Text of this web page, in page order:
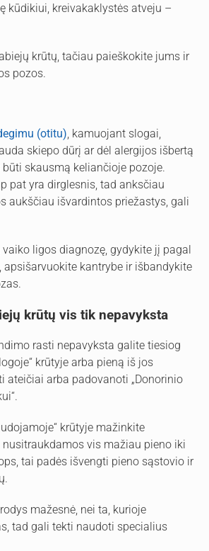
kūdikiui, kreivakaklystės atveju –
krūtų, tačiau paieškokite jums ir
pozos.
(otitu), kamuojant slogai,
skiepo dūrį ar dėl alergijos išbertą
skausmą keliančioje pozoje.
pat yra dirglesnis, tad anksčiau
aukščiau išvardintos priežastys, gali
ligos diagnozę, gydykite jį pagal
apsišarvuokite kantrybe ir išbandykite
krūtų vis tik nepavyksta
rasti nepavyksta galite tiesiog
krūtyje arba pieną iš jos
ateičiai arba padovanoti „Donorinio
krūtyje mažinkite
vis mažiau pieno iki
tai padės išvengti pieno sąstovio ir
mažesnė, nei ta, kurioje
tad gali tekti naudoti specialius